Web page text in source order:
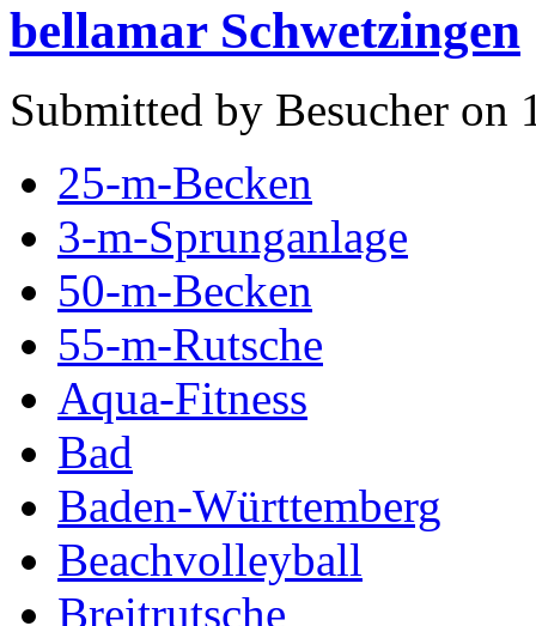
bellamar Schwetzingen
Submitted by Besucher on
25-m-Becken
3-m-Sprunganlage
50-m-Becken
55-m-Rutsche
Aqua-Fitness
Bad
Baden-Württemberg
Beachvolleyball
Breitrutsche